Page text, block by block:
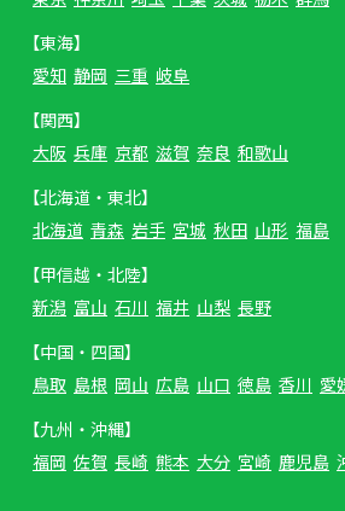
【東海】
愛知 静岡 三重 岐阜
【関西】
大阪 兵庫 京都 滋賀 奈良 和歌山
【北海道・東北】
北海道 青森 岩手 宮城 秋田 山形 福島
【甲信越・北陸】
新潟 富山 石川 福井 山梨 長野
【中国・四国】
鳥取 島根 岡山 広島 山口 徳島 香川 愛
【九州・沖縄】
福岡 佐賀 長崎 熊本 大分 宮崎 鹿児島